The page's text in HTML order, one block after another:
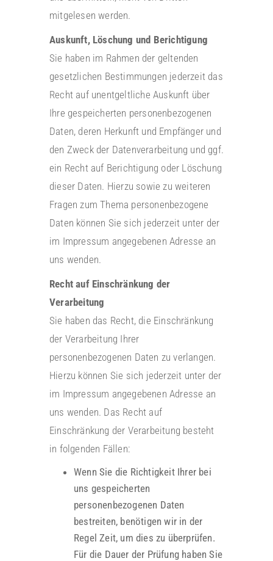
mitgelesen werden.
Auskunft, Löschung und Berichtigung
Sie haben im Rahmen der geltenden
gesetzlichen Bestimmungen jederzeit das
Recht auf unentgeltliche Auskunft über
Ihre gespeicherten personenbezogenen
Daten, deren Herkunft und Empfänger und
den Zweck der Datenverarbeitung und ggf.
ein Recht auf Berichtigung oder Löschung
dieser Daten. Hierzu sowie zu weiteren
Fragen zum Thema personenbezogene
Daten können Sie sich jederzeit unter der
im Impressum angegebenen Adresse an
uns wenden.
Recht auf Einschränkung der
Verarbeitung
Sie haben das Recht, die Einschränkung
der Verarbeitung Ihrer
personenbezogenen Daten zu verlangen.
Hierzu können Sie sich jederzeit unter der
im Impressum angegebenen Adresse an
uns wenden. Das Recht auf
Einschränkung der Verarbeitung besteht
in folgenden Fällen:
Wenn Sie die Richtigkeit Ihrer bei
uns gespeicherten
personenbezogenen Daten
bestreiten, benötigen wir in der
Regel Zeit, um dies zu überprüfen.
Für die Dauer der Prüfung haben Sie